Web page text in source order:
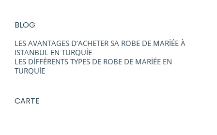
BLOG
LES AVANTAGES D’ACHETER SA ROBE DE MARİÉE À
ISTANBUL EN TURQUİE
LES DİFFÉRENTS TYPES DE ROBE DE MARİÉE EN
TURQUİE
CARTE